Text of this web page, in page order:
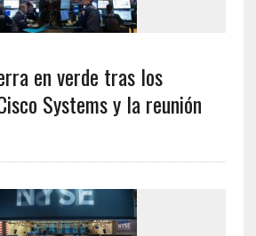
en verde tras los
Systems y la reunión